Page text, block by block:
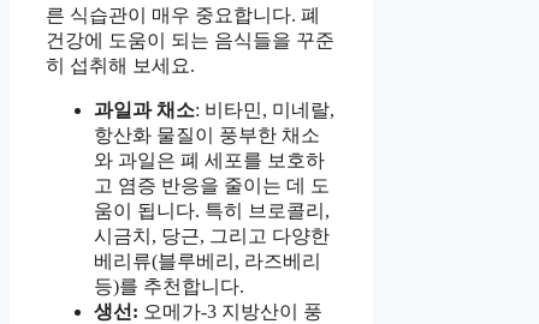
른 식습관이 매우 중요합니다. 폐
건강에 도움이 되는 음식들을 꾸준
히 섭취해 보세요.
과일과 채소: 비타민, 미네랄,
항산화 물질이 풍부한 채소
와 과일은 폐 세포를 보호하
고 염증 반응을 줄이는 데 도
움이 됩니다. 특히 브로콜리,
시금치, 당근, 그리고 다양한
베리류(블루베리, 라즈베리
등)를 추천합니다.
생선: 오메가-3 지방산이 풍